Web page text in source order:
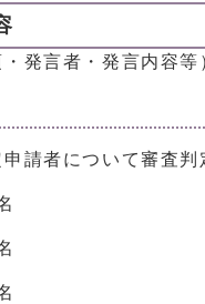
・発言者・発言内容等
請者について審査判